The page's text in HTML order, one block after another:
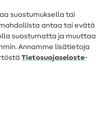
suostumuksella tai
antaa tai evätä
suostumatta ja muuttaa
Annamme lisätietoja
Tietosuojaseloste-